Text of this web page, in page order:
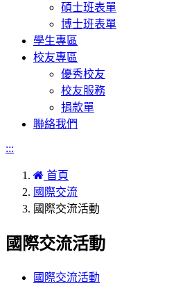
碩士班表單
博士班表單
學生專區
校友專區
優秀校友
校友服務
捐款單
聯絡我們
:::
首頁
國際交流
國際交流活動
國際交流活動
國際交流活動